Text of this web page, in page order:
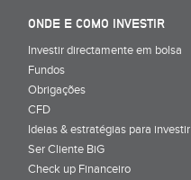
ONDE E COMO INVESTIR
Investir directamente em bolsa
Fundos
Obrigações
CFD
Ideias & estratégias para investir
Ser Cliente BiG
Check up Financeiro